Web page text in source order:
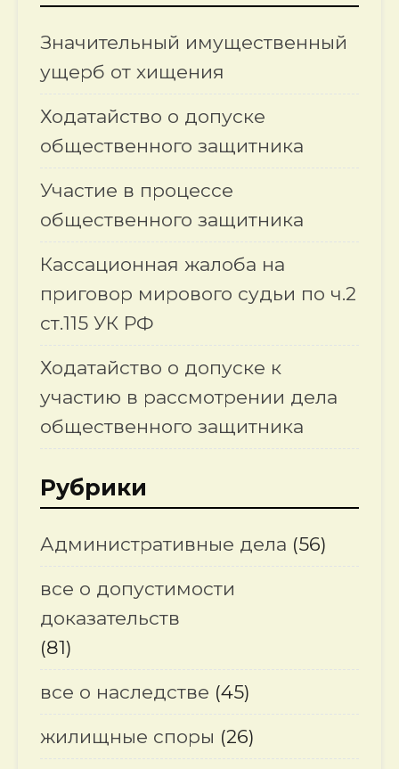
Значительный имущественный
ущерб от хищения
Ходатайство о допуске
общественного защитника
Участие в процессе
общественного защитника
Кассационная жалоба на
приговор мирового судьи по ч.2
ст.115 УК РФ
Ходатайство о допуске к
участию в рассмотрении дела
общественного защитника
Рубрики
Административные дела (56)
все о допустимости
доказательств
(81)
все о наследстве (45)
жилищные споры (26)